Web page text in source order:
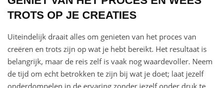
TROTS OP JE CREATIES
Uiteindelijk draait alles om genieten van het proces van
creëren en trots zijn op wat je hebt bereikt. Het resultaat is
belangrijk, maar de reis zelf is vaak nog waardevoller. Neem
de tijd om echt betrokken te zijn bij wat je doet; laat jezelf
onderdompelen in de ervaring zonder jezelf onder druk te